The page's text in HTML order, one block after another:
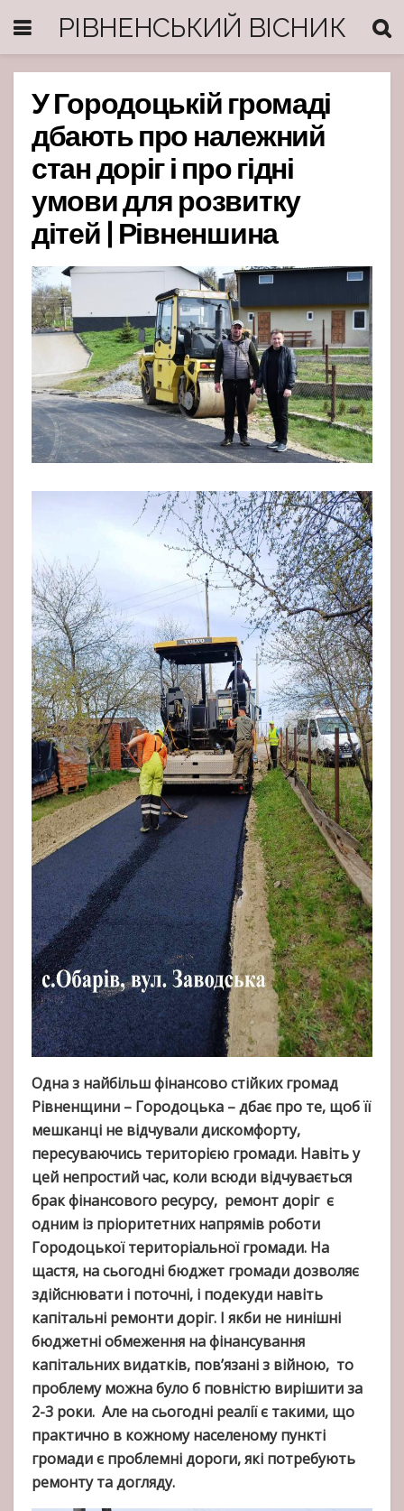
РІВНЕНСЬКИЙ ВІСНИК
У Городоцькій громаді
дбають про належний
стан доріг і про гідні
умови для розвитку
дітей | Рівненшина
Одна з найбільш фінансово стійких громад
Рівненщини – Городоцька – дбає про те, щоб її
мешканці не відчували дискомфорту,
пересуваючись територією громади. Навіть у
цей непростий час, коли всюди відчувається
брак фінансового ресурсу, ремонт доріг є
одним із пріоритетних напрямів роботи
Городоцької територіальної громади. На
щастя, на сьогодні бюджет громади дозволяє
здійснювати і поточні, і подекуди навіть
капітальні ремонти доріг. І якби не нинішні
бюджетні обмеження на фінансування
капітальних видатків, пов’язані з війною, то
проблему можна було б повністю вирішити за
2-3 роки. Але на сьогодні реалії є такими, що
практично в кожному населеному пункті
громади є проблемні дороги, які потребують
ремонту та догляду.